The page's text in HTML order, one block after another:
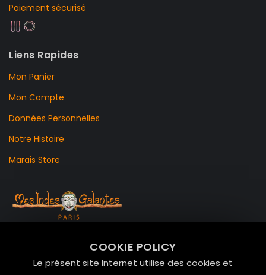
COOKIE POLICY
Le présent site Internet utilise des cookies et
Paiement sécurisé
Liens Rapides
Mon Panier
Mon Compte
Données Personnelles
Notre Histoire
Marais Store
Le Marais, 75004 Paris